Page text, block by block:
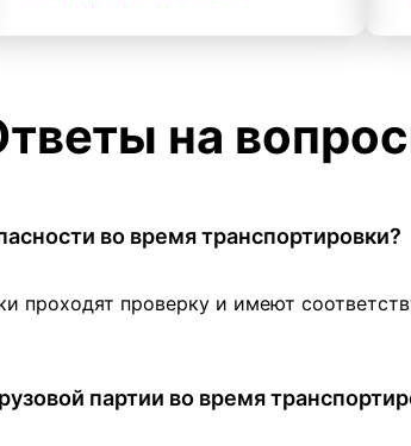
на
во время транспортировки?
проходят проверку и имеют
партии во время